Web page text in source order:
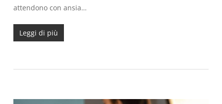
attendono con ansia…
Leggi di più